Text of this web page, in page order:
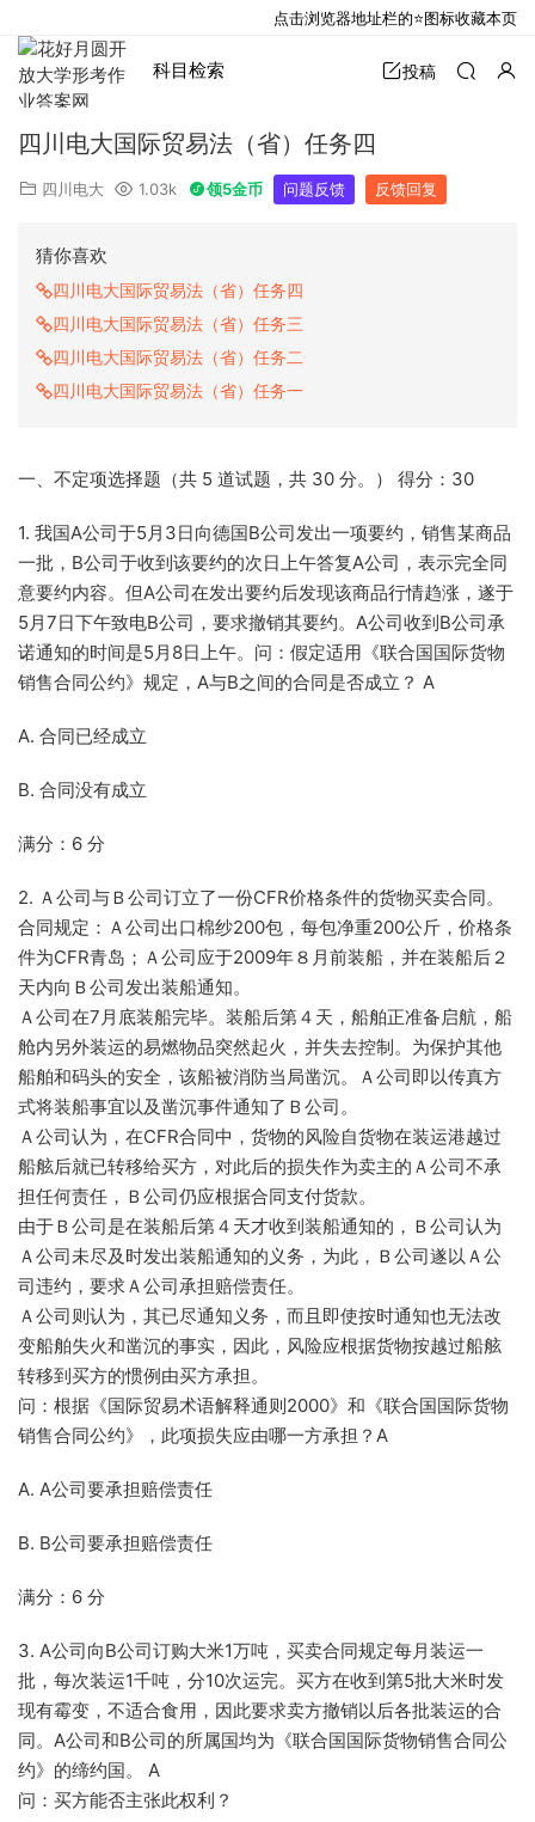
科目检索 投稿
四川电大国际贸易法（省）任务四
四川电大 1.03k 领5金币 问题反馈 反馈回复
猜你喜欢
四川电大国际贸易法（省）任务四
四川电大国际贸易法（省）任务三
四川电大国际贸易法（省）任务二
四川电大国际贸易法（省）任务一
一、不定项选择题（共 5 道试题，共 30 分。） 得分：30
1. 我国A公司于5月3日向德国B公司发出一项要约，销售某商品
一批，B公司于收到该要约的次日上午答复A公司，表示完全同
意要约内容。但A公司在发出要约后发现该商品行情趋涨，遂于
5月7日下午致电B公司，要求撤销其要约。A公司收到B公司承
诺通知的时间是5月8日上午。问：假定适用《联合国国际货物
销售合同公约》规定，A与B之间的合同是否成立？ A
A. 合同已经成立
B. 合同没有成立
满分：6 分
2. Ａ公司与Ｂ公司订立了一份CFR价格条件的货物买卖合同。
合同规定：Ａ公司出口棉纱200包，每包净重200公斤，价格条
件为CFR青岛；Ａ公司应于2009年８月前装船，并在装船后２
天内向Ｂ公司发出装船通知。
Ａ公司在7月底装船完毕。装船后第４天，船舶正准备启航，船
舱内另外装运的易燃物品突然起火，并失去控制。为保护其他
船舶和码头的安全，该船被消防当局凿沉。Ａ公司即以传真方
式将装船事宜以及凿沉事件通知了Ｂ公司。
Ａ公司认为，在CFR合同中，货物的风险自货物在装运港越过
船舷后就已转移给买方，对此后的损失作为卖主的Ａ公司不承
担任何责任，Ｂ公司仍应根据合同支付货款。
由于Ｂ公司是在装船后第４天才收到装船通知的，Ｂ公司认为
Ａ公司未尽及时发出装船通知的义务，为此，Ｂ公司遂以Ａ公
司违约，要求Ａ公司承担赔偿责任。
Ａ公司则认为，其已尽通知义务，而且即使按时通知也无法改
变船舶失火和凿沉的事实，因此，风险应根据货物按越过船舷
转移到买方的惯例由买方承担。
问：根据《国际贸易术语解释通则2000》和《联合国国际货物
销售合同公约》，此项损失应由哪一方承担？A
A. A公司要承担赔偿责任
B. B公司要承担赔偿责任
满分：6 分
3. A公司向B公司订购大米1万吨，买卖合同规定每月装运一
批，每次装运1千吨，分10次运完。买方在收到第5批大米时发
现有霉变，不适合食用，因此要求卖方撤销以后各批装运的合
同。A公司和B公司的所属国均为《联合国国际货物销售合同公
约》的缔约国。 A
问：买方能否主张此权利？
点击浏览器地址栏的⭐图标收藏本页